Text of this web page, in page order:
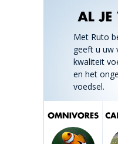
Met Ruto
geeft u uw
kwaliteit
en het
voedsel.